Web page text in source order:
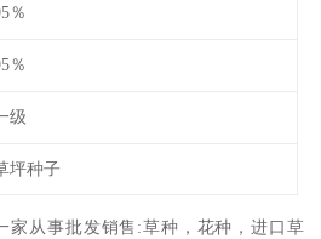
％
％
级
坪种子
家从事批发销售:草种，花种，进口草